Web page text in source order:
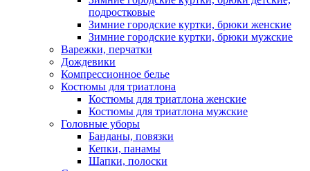
подростковые
Зимние городские куртки, брюки женские
Зимние городские куртки, брюки мужские
Варежки, перчатки
Дождевики
Компрессионное белье
Костюмы для триатлона
Костюмы для триатлона женские
Костюмы для триатлона мужские
Головные уборы
Банданы, повязки
Кепки, панамы
Шапки, полоски